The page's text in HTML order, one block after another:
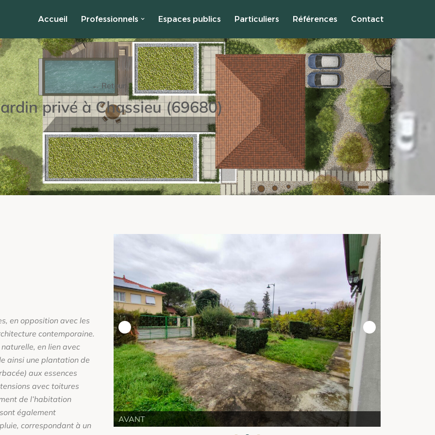
Accueil Professionnels Espaces publics Particuliers Références Contact
← Retour
privé à Chassieu (69680)
en opposition avec les
contemporaine.
en lien avec
ainsi une plantation de
aux essences
avec toitures
de l’habitation
également
correspondant à un
AVANT